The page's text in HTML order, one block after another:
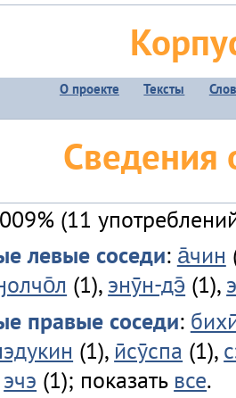
О проекте Тексты
Сведения
(11
левые соседи: а̄чин
(1), энӯн-дэ̄ (1),
правые соседи:
(1), ӣсӯспа (1),
эчэ (1); показать все.